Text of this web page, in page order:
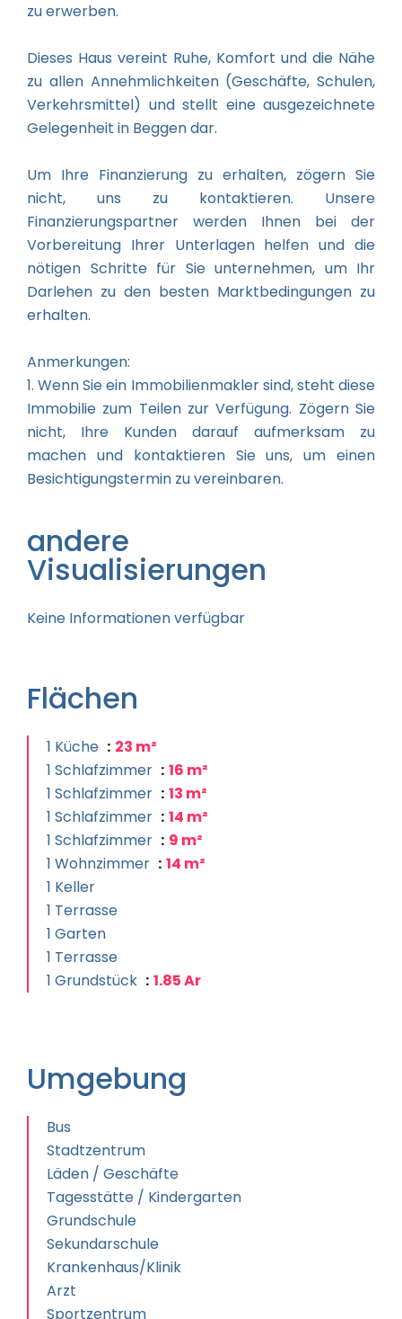
zu erwerben.
Dieses Haus vereint Ruhe, Komfort und die Nähe
zu allen Annehmlichkeiten (Geschäfte, Schulen,
Verkehrsmittel) und stellt eine ausgezeichnete
Gelegenheit in Beggen dar.
Um Ihre Finanzierung zu erhalten, zögern Sie
nicht, uns zu kontaktieren. Unsere
Finanzierungspartner werden Ihnen bei der
Vorbereitung Ihrer Unterlagen helfen und die
nötigen Schritte für Sie unternehmen, um Ihr
Darlehen zu den besten Marktbedingungen zu
erhalten.
Anmerkungen:
1. Wenn Sie ein Immobilienmakler sind, steht diese
Immobilie zum Teilen zur Verfügung. Zögern Sie
nicht, Ihre Kunden darauf aufmerksam zu
machen und kontaktieren Sie uns, um einen
Besichtigungstermin zu vereinbaren.
andere
Visualisierungen
Keine Informationen verfügbar
Flächen
1 Küche
23 m²
1 Schlafzimmer
16 m²
1 Schlafzimmer
13 m²
1 Schlafzimmer
14 m²
1 Schlafzimmer
9 m²
1 Wohnzimmer
14 m²
1 Keller
1 Terrasse
1 Garten
1 Terrasse
1 Grundstück
1.85 Ar
Umgebung
Bus
Stadtzentrum
Läden / Geschäfte
Tagesstätte / Kindergarten
Grundschule
Sekundarschule
Krankenhaus/Klinik
Arzt
Sportzentrum